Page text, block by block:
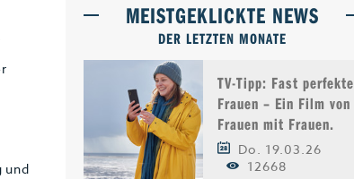
und
MEISTGEKLICKTE NEWS
DER LETZTEN MONATE
TV-Tipp: Fast perfekte
Frauen – Ein Film von
Frauen mit Frauen.
Do. 19.03.26
12668